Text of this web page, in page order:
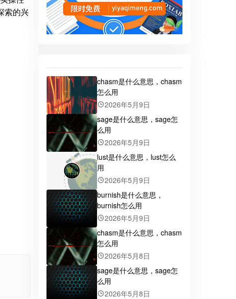
索的兴
chasm是什么意思，chasm
怎么用
2026年5月9日
sage是什么意思，sage怎
么用
2026年5月9日
lust是什么意思，lust怎么
用
2026年5月9日
burnish是什么意思，
burnish怎么用
2026年5月9日
chasm是什么意思，chasm
怎么用
2026年5月8日
sage是什么意思，sage怎
么用
2026年5月8日